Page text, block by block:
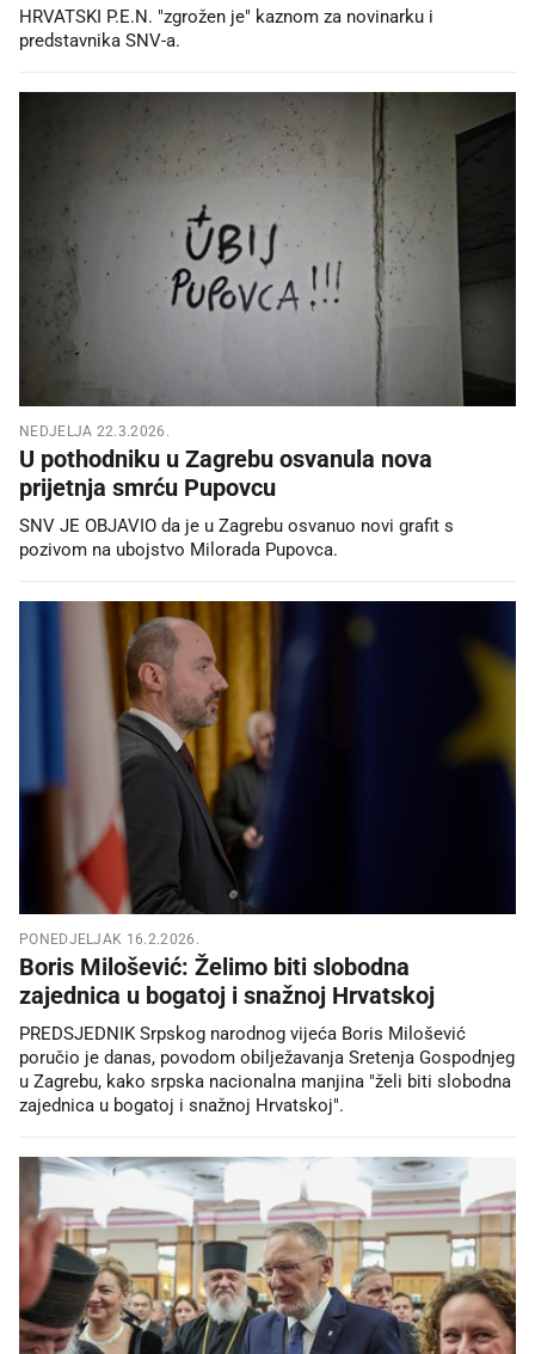
HRVATSKI P.E.N. "zgrožen je" kaznom za novinarku i
predstavnika SNV-a.
NEDJELJA 22.3.2026.
U pothodniku u Zagrebu osvanula nova
prijetnja smrću Pupovcu
SNV JE OBJAVIO da je u Zagrebu osvanuo novi grafit s
pozivom na ubojstvo Milorada Pupovca.
PONEDJELJAK 16.2.2026.
Boris Milošević: Želimo biti slobodna
zajednica u bogatoj i snažnoj Hrvatskoj
PREDSJEDNIK Srpskog narodnog vijeća Boris Milošević
poručio je danas, povodom obilježavanja Sretenja Gospodnjeg
u Zagrebu, kako srpska nacionalna manjina "želi biti slobodna
zajednica u bogatoj i snažnoj Hrvatskoj".